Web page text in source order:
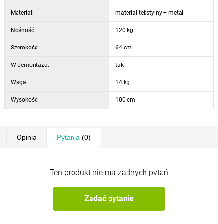
Materiał: materiał tekstylny + metal
Nośność: 120 kg
Szerokość: 64 cm
W demontażu: tak
Waga: 14 kg
Wysokość: 100 cm
Opinia Pytania (0)
Ten produkt nie ma żadnych pytań
Zadać pytanie